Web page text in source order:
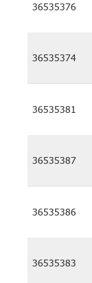
36535376
36535374
36535381
36535387
36535386
36535383